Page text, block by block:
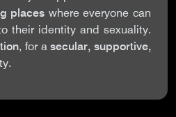
places where everyone can
their identity and sexuality.
, for asecular, supportive,